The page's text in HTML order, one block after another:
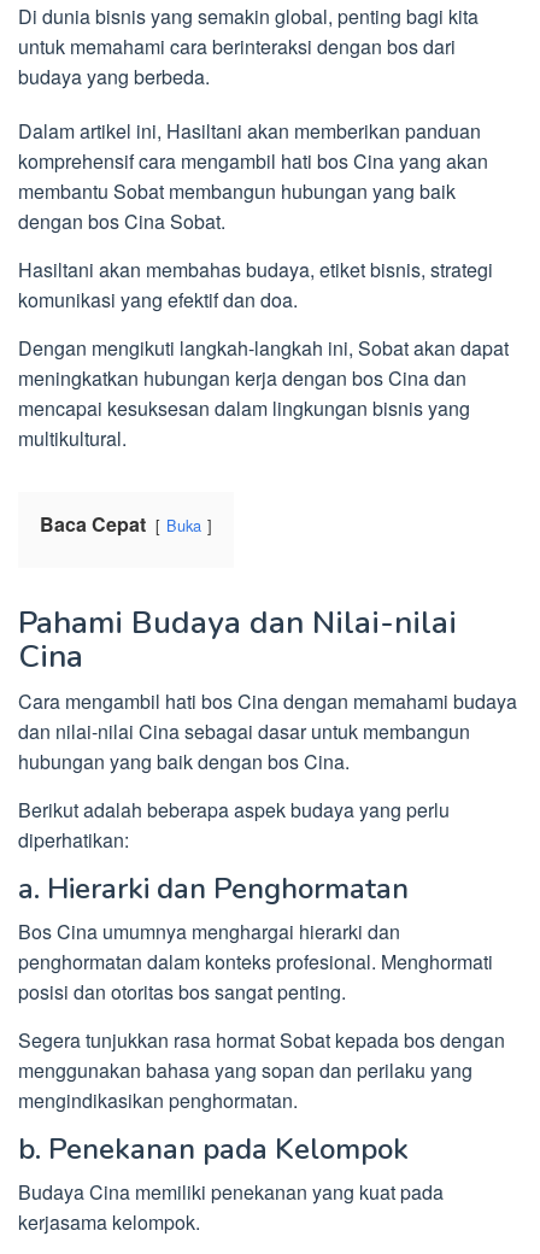
Di dunia bisnis yang semakin global, penting bagi kita
untuk memahami cara berinteraksi dengan bos dari
budaya yang berbeda.
Dalam artikel ini, Hasiltani akan memberikan panduan
komprehensif cara mengambil hati bos Cina yang akan
membantu Sobat membangun hubungan yang baik
dengan bos Cina Sobat.
Hasiltani akan membahas budaya, etiket bisnis, strategi
komunikasi yang efektif dan doa.
Dengan mengikuti langkah-langkah ini, Sobat akan dapat
meningkatkan hubungan kerja dengan bos Cina dan
mencapai kesuksesan dalam lingkungan bisnis yang
multikultural.
Baca Cepat Buka
Pahami Budaya dan Nilai-nilai
Cina
Cara mengambil hati bos Cina dengan memahami budaya
dan nilai-nilai Cina sebagai dasar untuk membangun
hubungan yang baik dengan bos Cina.
Berikut adalah beberapa aspek budaya yang perlu
diperhatikan:
a. Hierarki dan Penghormatan
Bos Cina umumnya menghargai hierarki dan
penghormatan dalam konteks profesional. Menghormati
posisi dan otoritas bos sangat penting.
Segera tunjukkan rasa hormat Sobat kepada bos dengan
menggunakan bahasa yang sopan dan perilaku yang
mengindikasikan penghormatan.
b. Penekanan pada Kelompok
Budaya Cina memiliki penekanan yang kuat pada
kerjasama kelompok.